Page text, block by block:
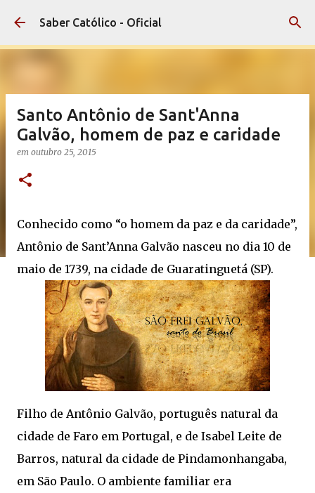
Pular para o conteúdo principal
Saber Católico - Oficial
Santo Antônio de Sant'Anna
Galvão, homem de paz e caridade
em outubro 25, 2015
Conhecido como “o homem da paz e da caridade”,
Antônio de Sant’Anna Galvão nasceu no dia 10 de
maio de 1739, na cidade de Guaratinguetá (SP).
Filho de Antônio Galvão, português natural da
cidade de Faro em Portugal, e de Isabel Leite de
Barros, natural da cidade de Pindamonhangaba,
em São Paulo. O ambiente familiar era